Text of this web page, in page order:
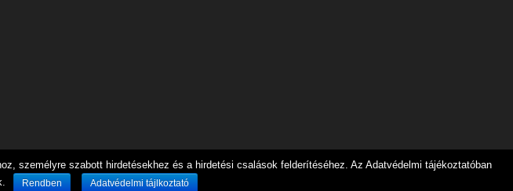
személyre szabott hirdetésekhez és a hirdetési csalások felderítéséhez. Az Adatvédelmi tájékoztatóban
Rendben Adatvédelmi tájlkoztató